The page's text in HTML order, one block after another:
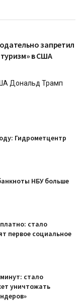
запретил
в США
Дональд Трамп
Гидрометцентр
НБУ больше
стало
первое социальное
стало
уничтожать